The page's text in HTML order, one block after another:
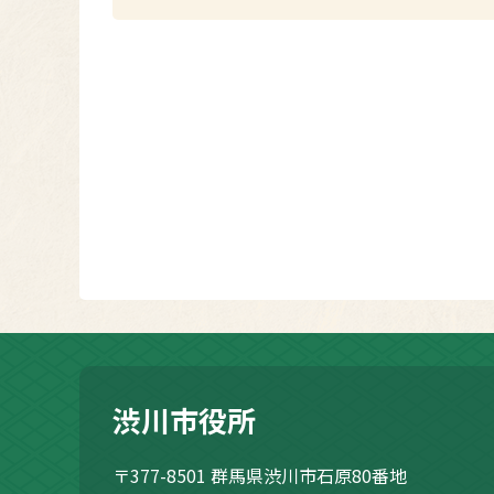
渋川市役所
〒377-8501 群馬県渋川市石原80番地